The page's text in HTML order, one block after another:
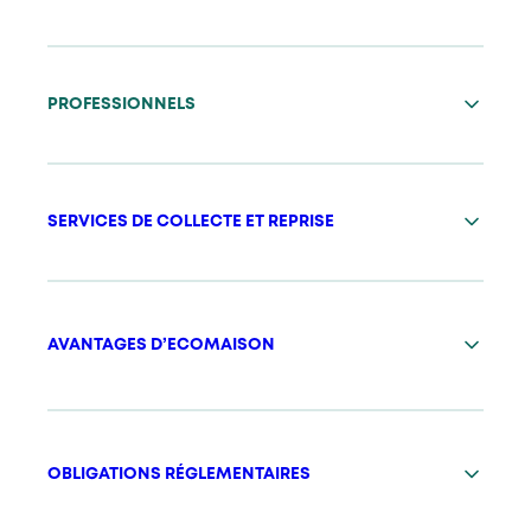
PROFESSIONNELS
SERVICES DE COLLECTE ET REPRISE
AVANTAGES D’ECOMAISON
OBLIGATIONS RÉGLEMENTAIRES